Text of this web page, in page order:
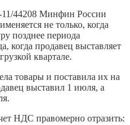
44208 Минфин России
не только, когда
позднее периода
когда продавец выставляет
квартале.
товары и поставила их на
выставил 1 июля, а
НДС правомерно отразить: